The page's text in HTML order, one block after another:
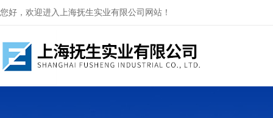
您好，欢迎进入上海抚生实业有限公司网站！